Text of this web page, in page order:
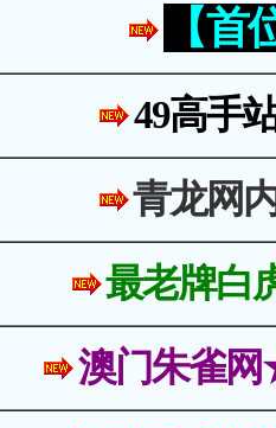
【
49高手
青龙网
最老牌白
澳门朱雀